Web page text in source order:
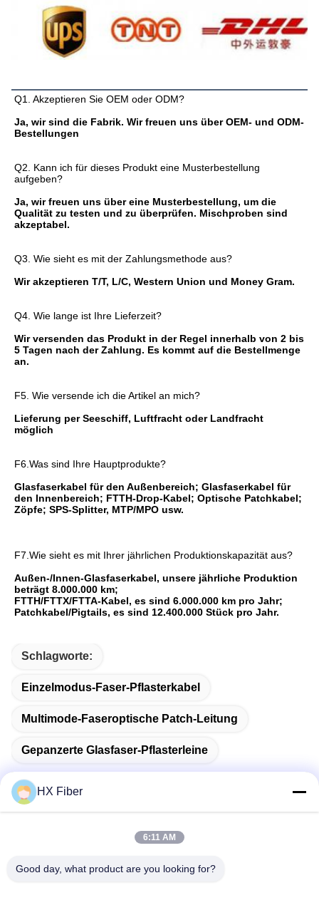
Q1. Akzeptieren Sie OEM oder ODM?
Ja, wir sind die Fabrik. Wir freuen uns über OEM- und ODM-
Bestellungen
Q2. Kann ich für dieses Produkt eine Musterbestellung
aufgeben?
Ja, wir freuen uns über eine Musterbestellung, um die
Qualität zu testen und zu überprüfen. Mischproben sind
akzeptabel.
Q3. Wie sieht es mit der Zahlungsmethode aus?
Wir akzeptieren T/T, L/C, Western Union und Money Gram.
Q4. Wie lange ist Ihre Lieferzeit?
Wir versenden das Produkt in der Regel innerhalb von 2 bis
5 Tagen nach der Zahlung. Es kommt auf die Bestellmenge
an.
F5. Wie versende ich die Artikel an mich?
Lieferung per Seeschiff, Luftfracht oder Landfracht
möglich
F6.Was sind Ihre Hauptprodukte?
Glasfaserkabel für den Außenbereich; Glasfaserkabel für
den Innenbereich; FTTH-Drop-Kabel; Optische Patchkabel;
Zöpfe; SPS-Splitter, MTP/MPO usw.
F7.Wie sieht es mit Ihrer jährlichen Produktionskapazität aus?
Außen-/Innen-Glasfaserkabel, unsere jährliche Produktion
beträgt 8.000.000 km;
FTTH/FTTX/FTTA-Kabel, es sind 6.000.000 km pro Jahr;
Patchkabel/Pigtails, es sind 12.400.000 Stück pro Jahr.
Schlagworte:
Einzelmodus-Faser-Pflasterkabel
Multimode-Faseroptische Patch-Leitung
Gepanzerte Glasfaser-Pflasterleine
Adresse
HX Fiber
6:11 AM
Good day, what product are you looking for?